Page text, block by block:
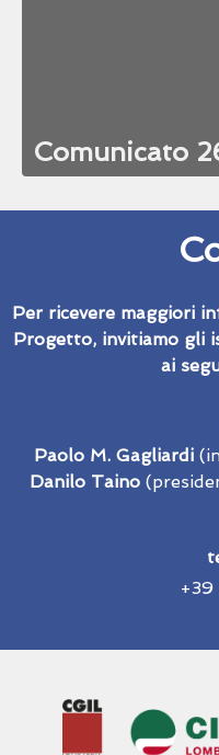
Comunicato
Per ricevere maggiori
Progetto, invitiamo gli
ai
Paolo M. Gagliardi
Danilo Taino
+39